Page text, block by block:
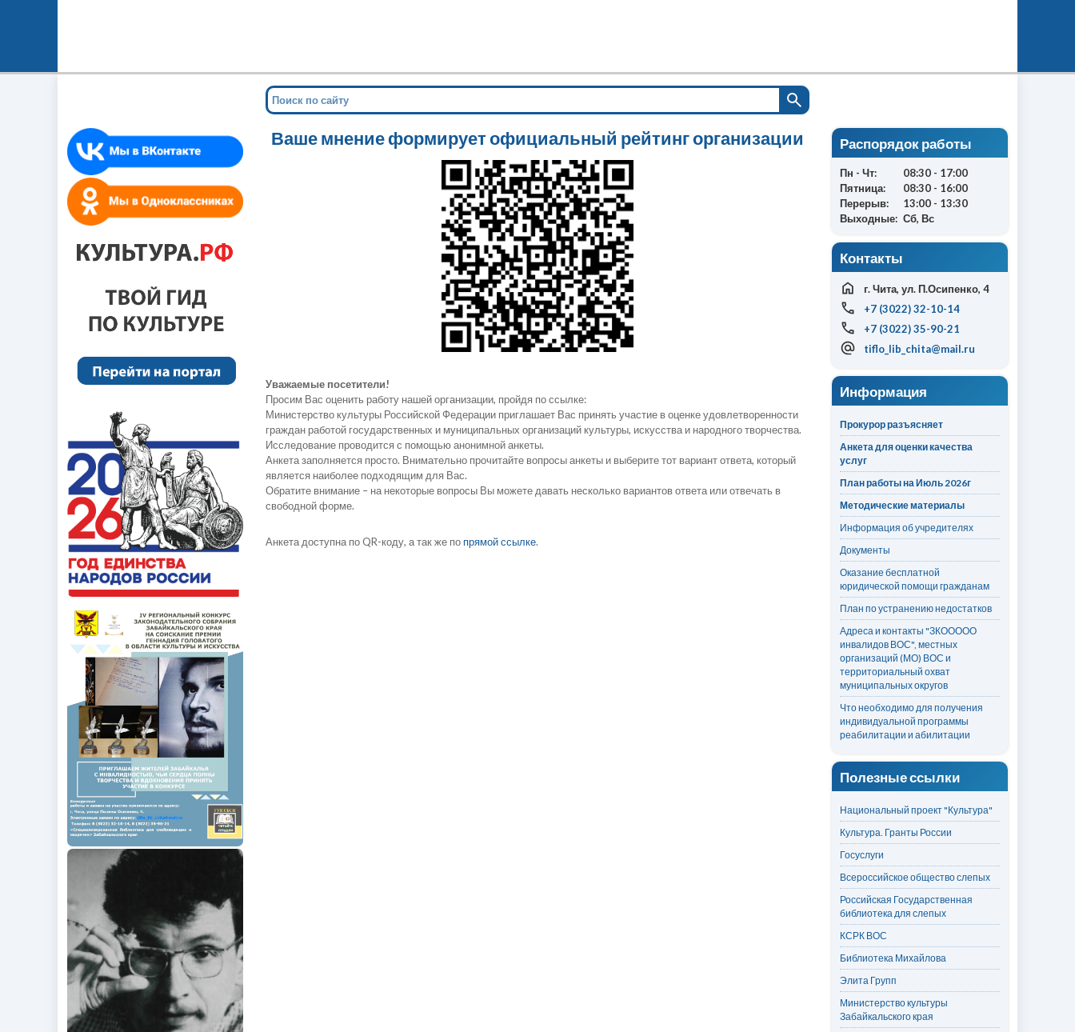
Ваше мнение формирует официальный рейтинг организации
Уважаемые посетители!
Просим Вас оценить работу нашей организации, пройдя по ссылке:
Министерство культуры Российской Федерации приглашает Вас принять участие в оценке удовлетворенности
граждан работой государственных и муниципальных организаций культуры, искусства и народного творчества.
Исследование проводится с помощью анонимной анкеты.
Анкета заполняется просто. Внимательно прочитайте вопросы анкеты и выберите тот вариант ответа, который
является наиболее подходящим для Вас.
Обратите внимание – на некоторые вопросы Вы можете давать несколько вариантов ответа или отвечать в
свободной форме.
Анкета доступна по QR-коду, а так же по прямой ссылке.
Распорядок работы
Пн - Чт:
08:30 - 17:00
Пятница:
08:30 - 16:00
Перерыв:
13:00 - 13:30
Выходные: Сб, Вс
Контакты
г. Чита, ул. П.Осипенко, 4
+7 (3022) 32-10-14
+7 (3022) 35-90-21
tiflo_lib_chita@mail.ru
Информация
Прокурор разъясняет
Анкета для оценки качества
услуг
План работы на Июль 2026г
Методические материалы
Информация об учредителях
Документы
Оказание бесплатной
юридической помощи гражданам
План по устранению недостатков
Адреса и контакты "ЗКООООО
инвалидов ВОС", местных
организаций (МО) ВОС и
территориальный охват
муниципальных округов
Что необходимо для получения
индивидуальной программы
реабилитации и абилитации
Полезные ссылки
Национальный проект "Культура"
Культура. Гранты России
Госуслуги
Всероссийское общество слепых
Российская Государственная
библиотека для слепых
КСРК ВОС
Библиотека Михайлова
Элита Групп
Министерство культуры
Забайкальского края